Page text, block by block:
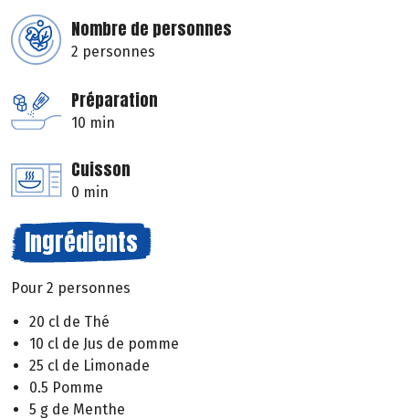
Nombre de personnes
2 personnes
Préparation
10 min
Cuisson
0 min
Ingrédients
Pour 2 personnes
20 cl de Thé
10 cl de Jus de pomme
25 cl de Limonade
0.5 Pomme
5 g de Menthe